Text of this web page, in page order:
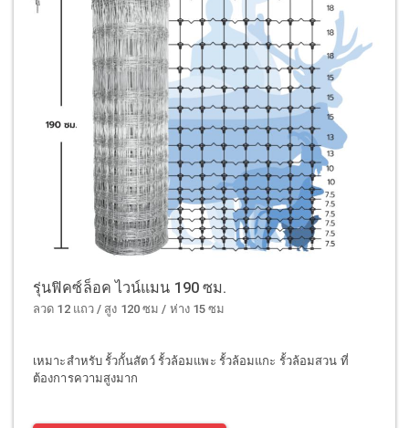
รุ่นฟิคซ์ล็อค ไวน์แมน 190 ซม.
ลวด 12 แถว / สูง 120 ซม / ห่าง 15 ซม
เหมาะสำหรับ รั้วกั้นสัตว์ รั้วล้อมแพะ รั้วล้อมแกะ รั้วล้อมสวน ที่
ต้องการความสูงมาก